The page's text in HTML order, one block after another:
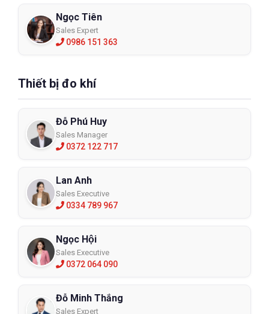
Ngọc Tiên
Sales Expert
0986 151 363
Thiết bị đo khí
Đỗ Phú Huy
Sales Manager
0372 122 717
Lan Anh
Sales Executive
0334 789 967
Ngọc Hội
Sales Executive
0372 064 090
Đỗ Minh Thắng
Sales Expert